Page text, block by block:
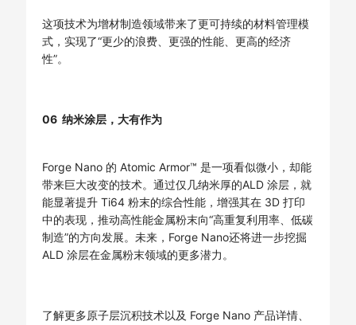
这项技术为增材制造领域带来了更可持续的材料管理模
式，实现了“更少的浪费、更强的性能、更高的经济
性”。
06 纳米涂层，大有作为
Forge Nano 的 Atomic Armor™ 是一项看似微小，却能
带来巨大改变的技术。通过仅几纳米厚的ALD 涂层，就
能显著提升 Ti64 粉末的综合性能，增强其在 3D 打印
中的表现，推动高性能金属粉末向“高重复利用率、低碳
制造”的方向发展。未来，Forge Nano还将进一步挖掘
ALD 涂层在金属粉末领域的更多潜力。
了解更多原子层沉积技术以及 Forge Nano 产品详情、